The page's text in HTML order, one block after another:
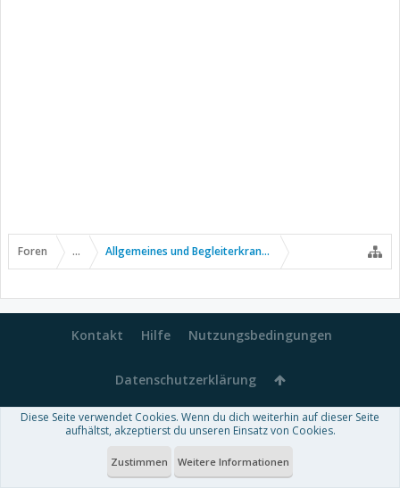
Foren ... Allgemeines und Begleiterkrankungen
Kontakt Hilfe Nutzungsbedingungen
Datenschutzerklärung
Forum software by XenForo™-Deutsch von xenDach
Theme designed byThemeHouse
Diese Seite verwendet Cookies. Wenn du dich weiterhin auf dieser Seite
aufhältst, akzeptierst du unseren Einsatz von Cookies.
Zustimmen Weitere Informationen